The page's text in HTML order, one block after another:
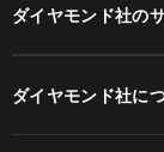
ダイヤモンド社の
ダイヤモンド社に